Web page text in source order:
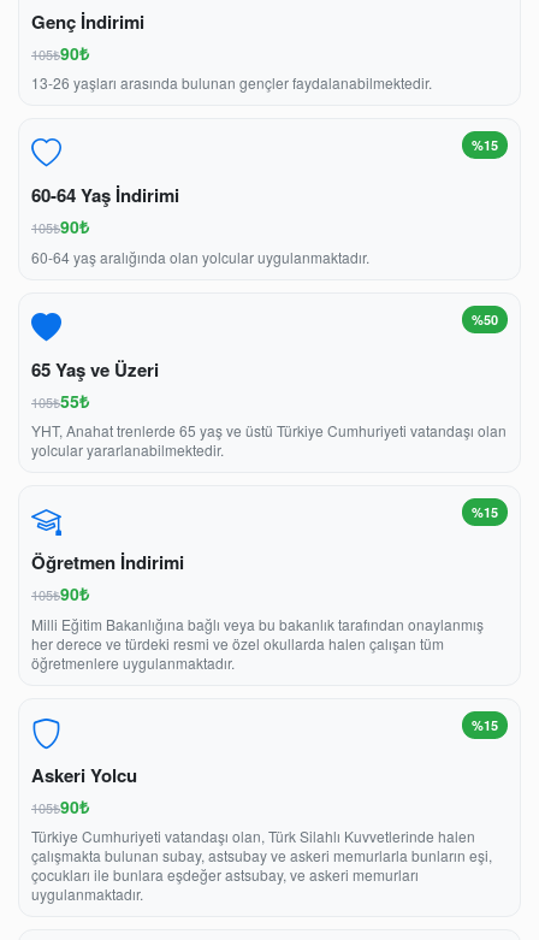
Genç İndirimi
105₺90₺
13-26 yaşları arasında bulunan gençler faydalanabilmektedir.
%15
60-64 Yaş İndirimi
105₺90₺
60-64 yaş aralığında olan yolcular uygulanmaktadır.
%50
65 Yaş ve Üzeri
105₺55₺
YHT, Anahat trenlerde 65 yaş ve üstü Türkiye Cumhuriyeti vatandaşı olan
yolcular yararlanabilmektedir.
%15
Öğretmen İndirimi
105₺90₺
Milli Eğitim Bakanlığına bağlı veya bu bakanlık tarafından onaylanmış
her derece ve türdeki resmi ve özel okullarda halen çalışan tüm
öğretmenlere uygulanmaktadır.
%15
Askeri Yolcu
105₺90₺
Türkiye Cumhuriyeti vatandaşı olan, Türk Silahlı Kuvvetlerinde halen
çalışmakta bulunan subay, astsubay ve askeri memurlarla bunların eşi,
çocukları ile bunlara eşdeğer astsubay, ve askeri memurları
uygulanmaktadır.